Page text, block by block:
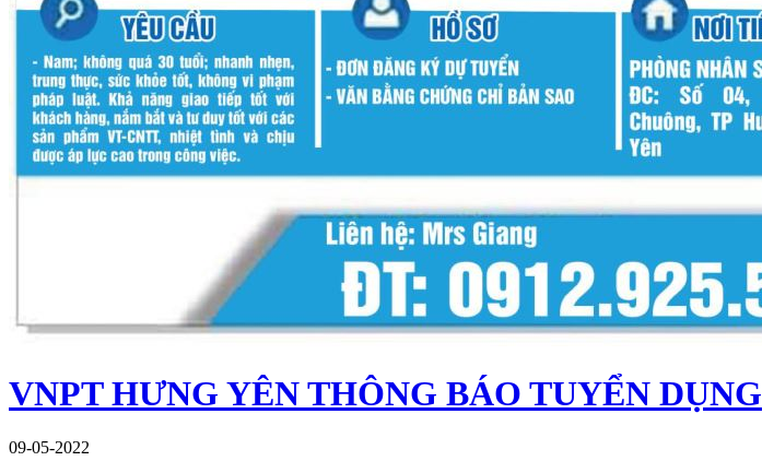
VNPT HƯNG YÊN THÔNG BÁO TUYỂN DỤNG
09-05-2022